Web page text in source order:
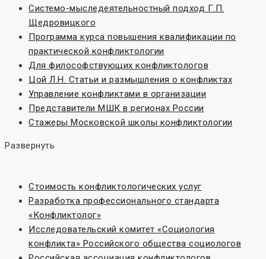
Системо-мыследеятельностный подход Г.П.
Щедровицкого
Программа курса повышения квалификации по
практической конфликтологии
Для философствующих конфликтологов
Цой Л.Н. Статьи и размышления о конфликтах
Управление конфликтами в организации
Представители МШК в регионах России
Стажеры Московской школы конфликтологии
Развернуть
Стоимость конфликтологических услуг
Разработка профессионального стандарта
«Конфликтолог»
Исследовательский комитет «Социoлогия
конфликта» Российского общества социологов